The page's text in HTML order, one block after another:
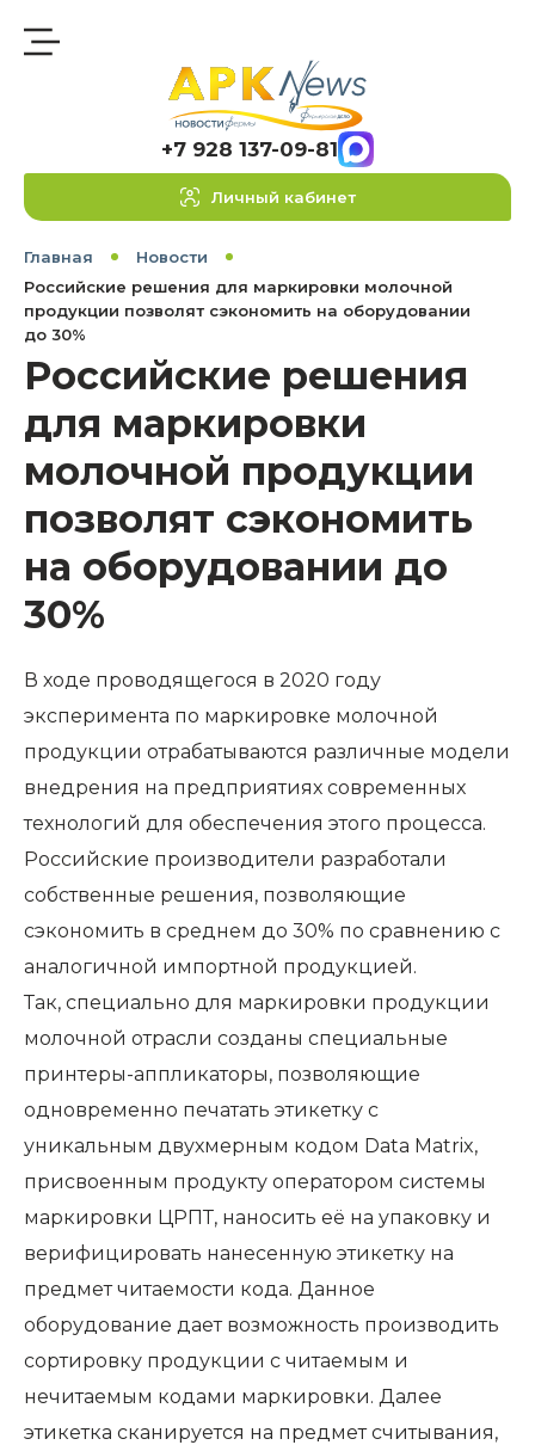
+7 928 137-09-81
Личный кабинет
Главная
Новости
Российские решения для маркировки молочной
продукции позволят сэкономить на оборудовании
до 30%
Российские решения
для маркировки
молочной продукции
позволят сэкономить
на оборудовании до
30%
В ходе проводящегося в 2020 году
эксперимента по маркировке молочной
продукции отрабатываются различные модели
внедрения на предприятиях современных
технологий для обеспечения этого процесса.
Российские производители разработали
собственные решения, позволяющие
сэкономить в среднем до 30% по сравнению с
аналогичной импортной продукцией.
Так, специально для маркировки продукции
молочной отрасли созданы специальные
принтеры-аппликаторы, позволяющие
одновременно печатать этикетку с
уникальным двухмерным кодом Data Matrix,
присвоенным продукту оператором системы
маркировки ЦРПТ, наносить её на упаковку и
верифицировать нанесенную этикетку на
предмет читаемости кода. Данное
оборудование дает возможность производить
сортировку продукции с читаемым и
нечитаемым кодами маркировки. Далее
этикетка сканируется на предмет считывания,